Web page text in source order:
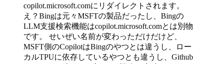
copilot.microsoft.comにリダイレクトされます。
え？Bingは元々MSFTの製品だったし、Bingの
LLM支援検索機能はcopilot.microsoft.comとは別物
です。 せいぜい名前が変わっただけだけど、
MSFT側のCopilotはBingのやつとは違うし、ロー
カルTPUに依存しているやつとも違うし、Github